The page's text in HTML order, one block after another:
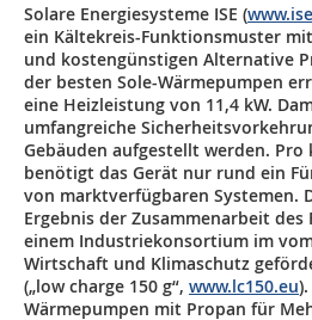
Solare Energiesysteme ISE (
ein Kältekreis-Funktionsmuster
und kostengünstigen Alternative
der besten Sole-Wärmepumpen
eine Heizleistung von 11,4 kW.
umfangreiche
Gebäuden aufgestellt werden. Pro
benötigt das Gerät nur rund ein
von marktverfügbaren Systemen.
Ergebnis der Zusammenarbeit des
einem Industriekonsortium im
Wirtschaft und Klimaschutz
(„low charge 150 g“, www.lc150.eu
Wärmepumpen mit Propan für